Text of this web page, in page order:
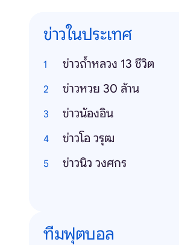
ข่าวในประเทศ
ข่าวถ้ำหลวง 13 ชีวิต
ข่าวหวย 30 ล้าน
ข่าวน้องอิน
ข่าวโอ วรุฒ
ข่าวนิว วงศกร
ทีมฟุตบอล